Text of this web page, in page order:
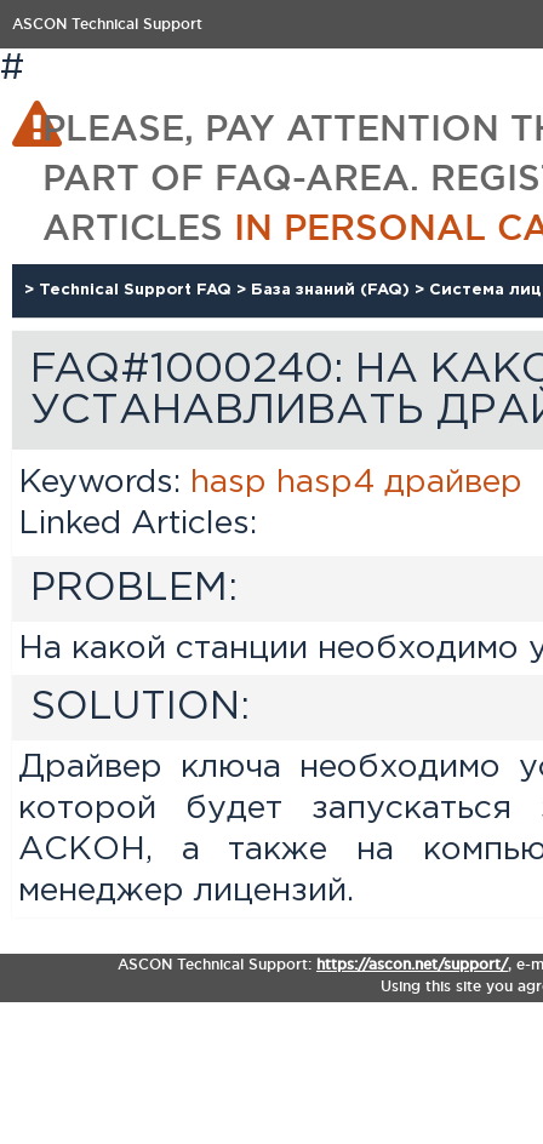
ASCON Technical Support
#
PLEASE, PAY ATTENTION
PART OF FAQ-AREA.
ARTICLES IN PERSONAL
> Technical Support FAQ > База знаний (FAQ) > Система
FAQ#1000240: НА
УСТАНАВЛИВАТЬ
Keywords: hasp hasp4 драйвер
Linked Articles:
PROBLEM:
На какой станции необходимо
SOLUTION:
Драйвер ключа необходимо
которой будет
АСКОН, а также на
менеджер лицензий.
ASCON Technical Support: https://ascon.net/support/, e-
Using this site you